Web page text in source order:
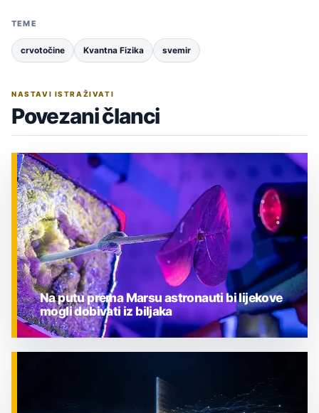
TEME
crvotočine Kvantna Fizika svemir
NASTAVI ISTRAŽIVATI
Povezani članci
Na putu prema Marsu astronauti bi lijekove
mogli dobivati iz biljaka